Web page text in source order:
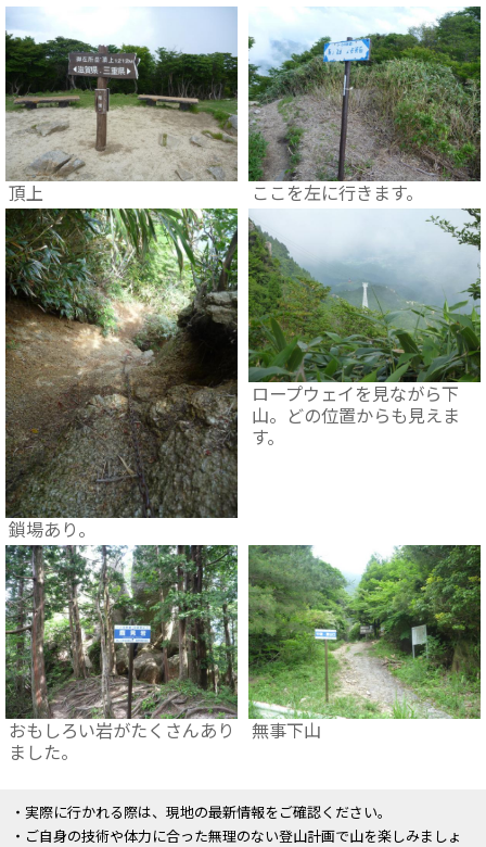
頂上 ここを左に行きます。
鎖場あり。
ロープウェイを見ながら下
山。どの位置からも見えま
す。
おもしろい岩がたくさんあり
ました。
無事下山
・実際に行かれる際は、現地の最新情報をご確認ください。
・ご自身の技術や体力に合った無理のない登山計画で山を楽しみましょ